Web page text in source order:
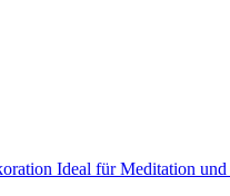
Ideal für Meditation